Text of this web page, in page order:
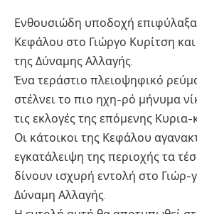
Ενθουσιώδη υποδοχή
Κεφάλου στο Γιώργο Κυρίτση
της Δύναμης Αλλαγής.
Ένα τεράστιο πλειοψηφικό
στέλνει το πιο ηχη-ρό μήνυμα
τις εκλογές της επόμενης Κυρια-
Οι κάτοικοι της Κεφάλου
εγκατάλειψη της περιοχής τα
δίνουν ισχυρή εντολή στο Γιώρ-
Δύναμη Αλλαγής.